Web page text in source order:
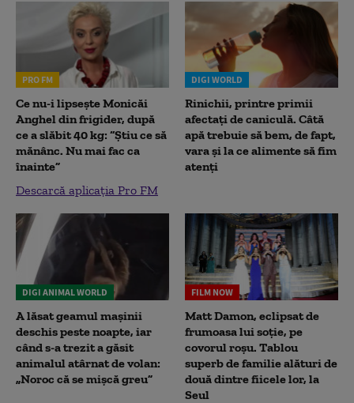
PRO FM
Ce nu-i lipsește Monicăi
Anghel din frigider, după
ce a slăbit 40 kg: “Știu ce să
mănânc. Nu mai fac ca
înainte”
Descarcă aplicația Pro FM
DIGI WORLD
Rinichii, printre primii
afectați de caniculă. Câtă
apă trebuie să bem, de fapt,
vara și la ce alimente să fim
atenți
DIGI ANIMAL WORLD
A lăsat geamul mașinii
deschis peste noapte, iar
când s-a trezit a găsit
animalul atârnat de volan:
„Noroc că se mișcă greu”
FILM NOW
Matt Damon, eclipsat de
frumoasa lui soție, pe
covorul roșu. Tablou
superb de familie alături de
două dintre fiicele lor, la
Seul